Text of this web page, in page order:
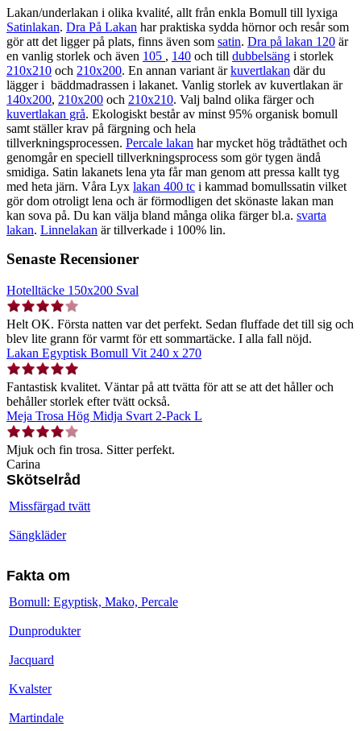
Lakan/underlakan i olika kvalité, allt från enkla Bomull till lyxiga
Satinlakan. Dra På Lakan har praktiska sydda hörnor och resår som
gör att det ligger på plats, finns även som satin. Dra på lakan 120 är
en vanlig storlek och även 105 , 140 och till dubbelsäng i storlek
210x210 och 210x200. En annan variant ärkuvertlakan där du
lägger i bäddmadrassen i lakanet. Vanlig storlek av kuvertlakan är
140x200, 210x200 och 210x210. Valj balnd olika färger och
kuvertlakan grå. Ekologiskt består av minst 95% organisk bomull
samt ställer krav på färgning och hela
tillverkningsprocessen. Percale lakan har mycket hög trådtäthet och
genomgår en speciell tillverkningsprocess som gör tygen ändå
smidiga. Satin lakanets lena yta får man genom att pressa kallt tyg
med heta järn. Våra Lyx lakan 400 tc i kammad bomullssatin vilket
gör dom otroligt lena och är förmodligen det skönaste lakan man
kan sova på. Du kan välja bland många olika färger bl.a. svarta
lakan. Linnelakan är tillverkade i 100% lin.
Senaste Recensioner
Hotelltäcke 150x200 Sval
Helt OK. Första natten var det perfekt. Sedan fluffade det till sig och
blev lite grann för varmt för ett sommartäcke. I alla fall nöjd.
Lakan Egyptisk Bomull Vit 240 x 270
Fantastisk kvalitet. Väntar på att tvätta för att se att det håller och
behåller storlek efter tvätt också.
Meja Trosa Hög Midja Svart 2-Pack L
Mjuk och fin trosa. Sitter perfekt.
Carina
Skötselråd
Missfärgad tvätt
Sängkläder
Fakta om
Bomull: Egyptisk, Mako, Percale
Dunprodukter
Jacquard
Kvalster
Martindale